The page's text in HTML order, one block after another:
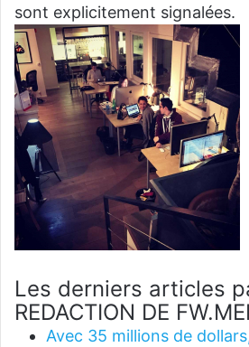
sont explicitement signalées.
Les derniers articles
REDACTION DE
Avec 35 millions de